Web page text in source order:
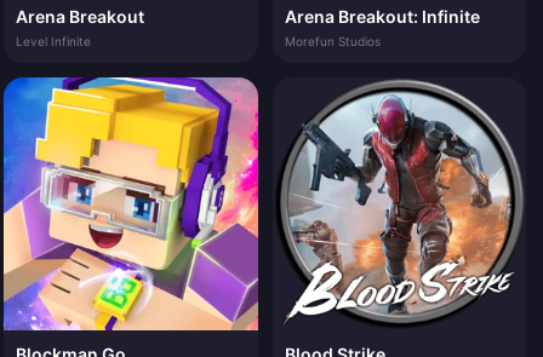
Arena Breakout
Level Infinite
Arena Breakout: Infinite
Morefun Studios